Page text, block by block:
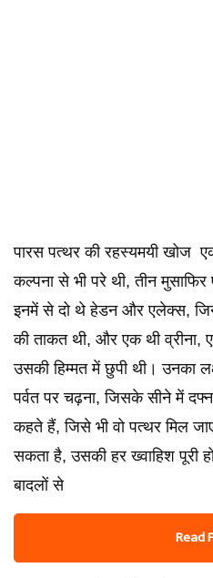
पारस पत्थर की रहस्यमयी खोज एक
कल्पना से भी परे थी, तीन
इनमें से दो थे हेडन और एलेक्स,
की ताकत थी, और एक थी
उसकी हिम्मत में छुपी थी। उनका
पर्वत पर चढ़ना, जिसके सीने में
कहते हैं, जिसे भी वो पत्थर मिल
सकता है, उसकी हर ख्वाहिश पूरी
बादलों से
Read